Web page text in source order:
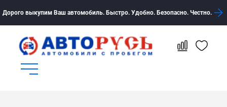
Дорого выкупим Ваш автомобиль. Быстро. Удобно. Безопасно. Честно.